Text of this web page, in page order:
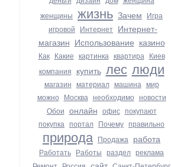
женщины жизнь Зачем Игра
игровой Интернет Интернет-
магазин Использование казино
Как Какие картинка квартира Киев
компания купить лес люди
магазин материал машина мир
можно Москва необходимо новости
Обои онлайн офис покупают
покупка портал Почему правильно
природа Продажа работа
Работать Работы раздел реклама